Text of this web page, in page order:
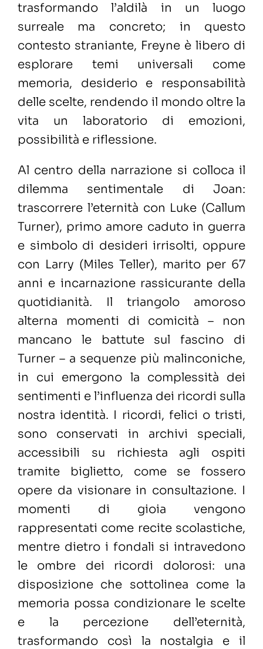
trasformando l’aldilà in un luogo
surreale ma concreto; in questo
contesto straniante, Freyne è libero di
esplorare temi universali come
memoria, desiderio e responsabilità
delle scelte, rendendo il mondo oltre la
vita un laboratorio di emozioni,
possibilità e riflessione.
Al centro della narrazione si colloca il
dilemma sentimentale di Joan:
trascorrere l’eternità con Luke (Callum
Turner), primo amore caduto in guerra
e simbolo di desideri irrisolti, oppure
con Larry (Miles Teller), marito per 67
anni e incarnazione rassicurante della
quotidianità. Il triangolo amoroso
alterna momenti di comicità – non
mancano le battute sul fascino di
Turner – a sequenze più malinconiche,
in cui emergono la complessità dei
sentimenti e l’influenza dei ricordi sulla
nostra identità. I ricordi, felici o tristi,
sono conservati in archivi speciali,
accessibili su richiesta agli ospiti
tramite biglietto, come se fossero
opere da visionare in consultazione. I
momenti di gioia vengono
rappresentati come recite scolastiche,
mentre dietro i fondali si intravedono
le ombre dei ricordi dolorosi: una
disposizione che sottolinea come la
memoria possa condizionare le scelte
e la percezione dell’eternità,
trasformando così la nostalgia e il